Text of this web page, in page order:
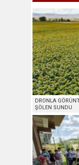
DRONLA
ŞÖLEN SUNDU